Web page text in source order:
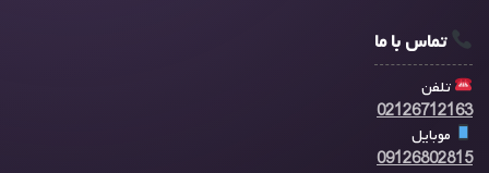
تماس با ما
تلفن
02126712163
موبایل
09126802815